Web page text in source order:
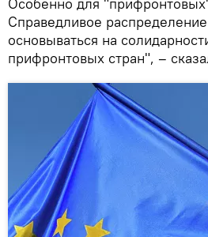
Справедливое
основываться на
прифронтовых стран", –